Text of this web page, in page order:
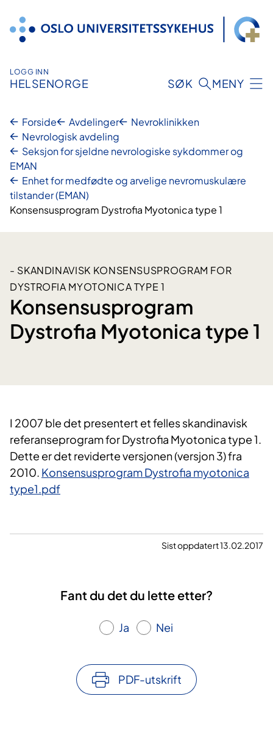
innhold
LOGG INN
HELSENORGE SØK MENY
Forside Avdelinger
Nevroklinikken
Nevrologisk avdeling
Seksjon for sjeldne nevrologiske sykdommer og
EMAN
Enhet for medfødte og arvelige nevromuskulære
tilstander (EMAN)
Konsensusprogram Dystrofia Myotonica type 1
- SKANDINAVISK KONSENSUSPROGRAM FOR
DYSTROFIA MYOTONICA TYPE 1
Konsensusprogram
Dystrofia Myotonica type 1
​I 2007 ble det presentert et felles skandinavisk
referanseprogram for Dystrofia Myotonica type 1.
Dette er det reviderte versjonen (versjon 3) fra
2010. Konsensusprogram Dystrofia myotonica
type1.pdf
Sist oppdatert 13.02.2017
Fant du det du lette etter?
Ja Nei
PDF-utskrift